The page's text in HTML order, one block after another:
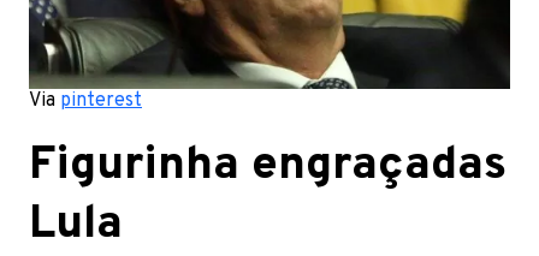
Via pinterest
Figurinha engraçadas
Lula